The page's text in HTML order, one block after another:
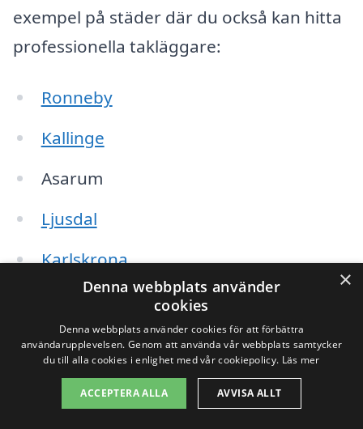
exempel på städer där du också kan hitta
professionella takläggare:
Ronneby
Kallinge
Asarum
Ljusdal
Karlskrona
Sölvesborg
Bräkne-Hoby
Öljevik
×
Denna webbplats använder
cookies
Denna webbplats använder cookies för att förbättra
användarupplevelsen. Genom att använda vår webbplats samtycker
du till alla cookies i enlighet med vår cookiepolicy. Läs mer
ACCEPTERA ALLA AVVISA ALLT